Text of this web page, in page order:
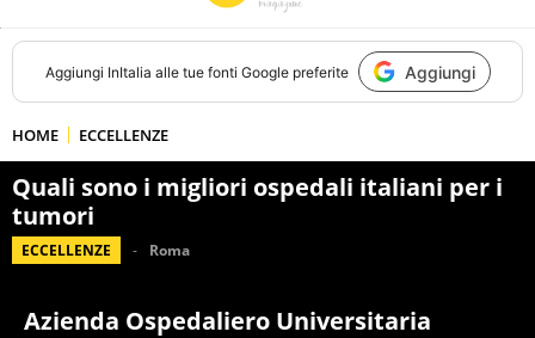
Aggiungi InItalia alle tue fonti Google preferite Aggiungi
HOME ECCELLENZE
Quali sono i migliori ospedali italiani per i
tumori
ECCELLENZE Roma
Azienda Ospedaliero Universitaria